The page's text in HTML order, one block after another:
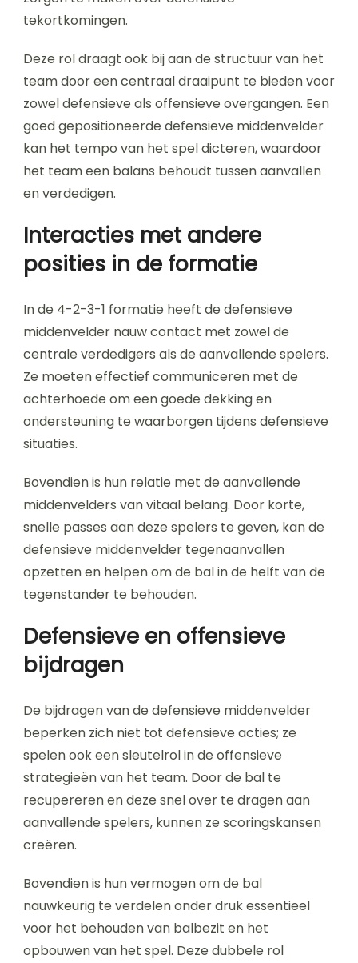
tekortkomingen.
Deze rol draagt ook bij aan de structuur van het
team door een centraal draaipunt te bieden voor
zowel defensieve als offensieve overgangen. Een
goed gepositioneerde defensieve middenvelder
kan het tempo van het spel dicteren, waardoor
het team een balans behoudt tussen aanvallen
en verdedigen.
Interacties met andere
posities in de formatie
In de 4-2-3-1 formatie heeft de defensieve
middenvelder nauw contact met zowel de
centrale verdedigers als de aanvallende spelers.
Ze moeten effectief communiceren met de
achterhoede om een goede dekking en
ondersteuning te waarborgen tijdens defensieve
situaties.
Bovendien is hun relatie met de aanvallende
middenvelders van vitaal belang. Door korte,
snelle passes aan deze spelers te geven, kan de
defensieve middenvelder tegenaanvallen
opzetten en helpen om de bal in de helft van de
tegenstander te behouden.
Defensieve en offensieve
bijdragen
De bijdragen van de defensieve middenvelder
beperken zich niet tot defensieve acties; ze
spelen ook een sleutelrol in de offensieve
strategieën van het team. Door de bal te
recupereren en deze snel over te dragen aan
aanvallende spelers, kunnen ze scoringskansen
creëren.
Bovendien is hun vermogen om de bal
nauwkeurig te verdelen onder druk essentieel
voor het behouden van balbezit en het
opbouwen van het spel. Deze dubbele rol